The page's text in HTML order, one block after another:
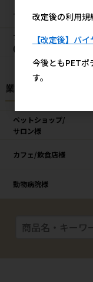
その他/雑貨
ブリーダーパック
(プロ製品)
業種様別 特設ページ
ペットショップ/
サロン様
カフェ/飲食店様
動物病院様
改定後の利用規
【改定後】バ
今後ともPETポ
す。